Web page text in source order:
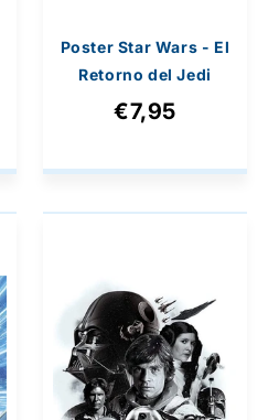
Poster Star Wars - El
Retorno del Jedi
61x91,5cm
€7,95